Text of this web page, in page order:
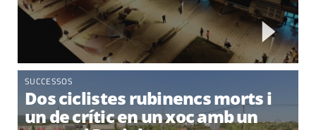
SUCCESSOS
Dos ciclistes rubinencs morts i
un de crític en un xoc amb un